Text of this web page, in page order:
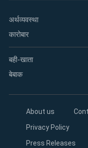
अर्थव्यवस्था
कारोबार
बही-खाता
बेबाक
About us
Privacy Policy
Press Releases